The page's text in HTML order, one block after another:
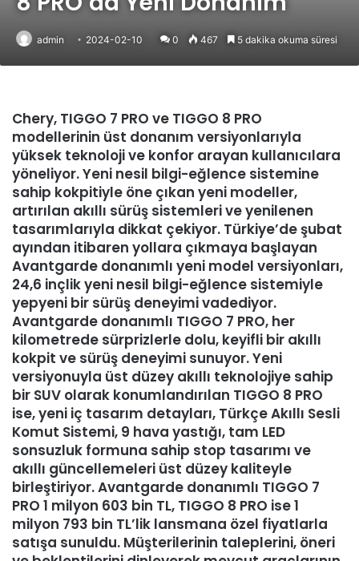
admin 2024-02-10 0 467 5 dakika okuma süresi
Chery, TIGGO 7 PRO ve TIGGO 8 PRO
modellerinin üst donanım versiyonlarıyla
yüksek teknoloji ve konfor arayan kullanıcılara
yöneliyor. Yeni nesil bilgi-eğlence sistemine
sahip kokpitiyle öne çıkan yeni modeller,
artırılan akıllı sürüş sistemleri ve yenilenen
tasarımlarıyla dikkat çekiyor. Türkiye’de şubat
ayından itibaren yollara çıkmaya başlayan
Avantgarde donanımlı yeni model versiyonları,
24,6 inçlik yeni nesil bilgi-eğlence sistemiyle
yepyeni bir sürüş deneyimi vadediyor.
Avantgarde donanımlı TIGGO 7 PRO, her
kilometrede sürprizlerle dolu, keyifli bir akıllı
kokpit ve sürüş deneyimi sunuyor. Yeni
versiyonuyla üst düzey akıllı teknolojiye sahip
bir SUV olarak konumlandırılan TIGGO 8 PRO
ise, yeni iç tasarım detayları, Türkçe Akıllı Sesli
Komut Sistemi, 9 hava yastığı, tam LED
sonsuzluk formuna sahip stop tasarımı ve
akıllı güncellemeleri üst düzey kaliteyle
birleştiriyor. Avantgarde donanımlı TIGGO 7
PRO 1 milyon 603 bin TL, TIGGO 8 PRO ise 1
milyon 793 bin TL’lik lansmana özel fiyatlarla
satışa sunuldu. Müşterilerinin taleplerini, öneri